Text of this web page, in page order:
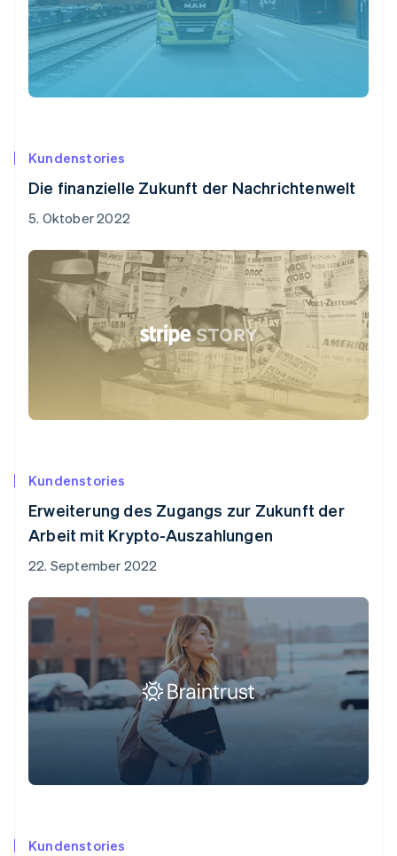
Kundenstories
Die finanzielle Zukunft der Nachrichtenwelt
5. Oktober 2022
Kundenstories
Erweiterung des Zugangs zur Zukunft der
Arbeit mit Krypto-Auszahlungen
22. September 2022
Kundenstories